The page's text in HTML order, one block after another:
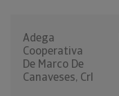
Adega
Cooperativa
De Marco De
Canaveses, Crl